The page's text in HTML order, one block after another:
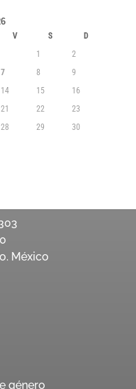
V S
D
1
2
7 8
9
14 15
16
21 22
23
28 29
30
México
género